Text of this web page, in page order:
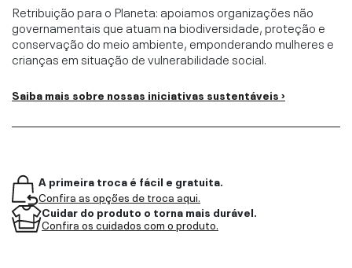
Retribuição para o Planeta: apoiamos organizações não
governamentais que atuam na biodiversidade, proteção e
conservação do meio ambiente, emponderando mulheres e
crianças em situação de vulnerabilidade social.
Saiba mais sobre nossas iniciativas sustentáveis ›
A primeira troca é fácil e gratuita.
Confira as opções de troca aqui.
Cuidar do produto o torna mais durável.
Confira os cuidados com o produto.